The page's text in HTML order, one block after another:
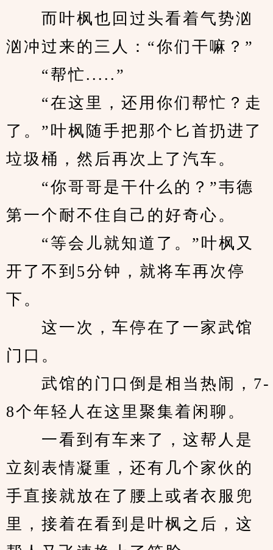
而叶枫也回过头看着气势汹
汹冲过来的三人：“你们干嘛？”
“帮忙.....”
“在这里，还用你们帮忙？走
了。”叶枫随手把那个匕首扔进了
垃圾桶，然后再次上了汽车。
“你哥哥是干什么的？”韦德
第一个耐不住自己的好奇心。
“等会儿就知道了。”叶枫又
开了不到5分钟，就将车再次停
下。
这一次，车停在了一家武馆
门口。
武馆的门口倒是相当热闹，7-
8个年轻人在这里聚集着闲聊。
一看到有车来了，这帮人是
立刻表情凝重，还有几个家伙的
手直接就放在了腰上或者衣服兜
里，接着在看到是叶枫之后，这